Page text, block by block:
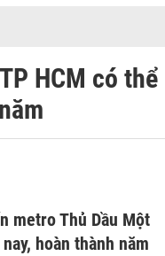
HCM có thể
metro Thủ Dầu Một
hoàn thành năm